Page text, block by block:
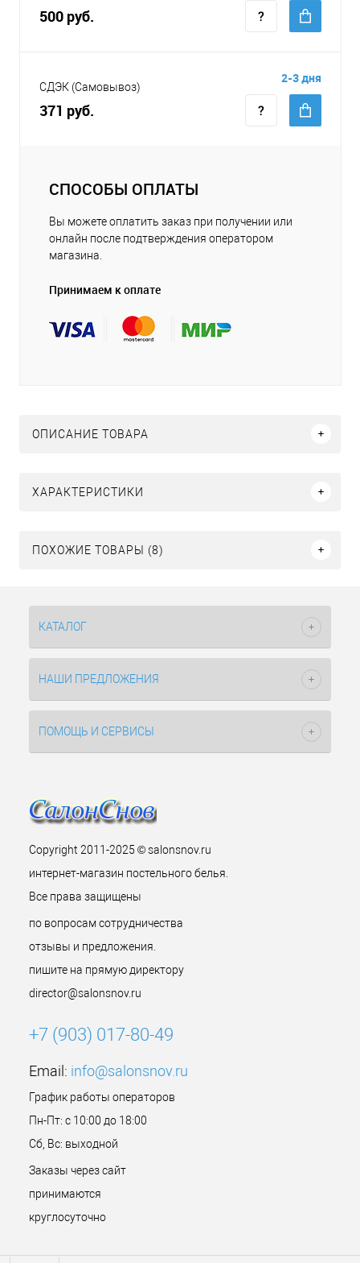
500 руб.
СДЭК (Самовывоз)
371 руб.
2-3 дня
СПОСОБЫ ОПЛАТЫ
Вы можете оплатить заказ при получении или
онлайн после подтверждения оператором
магазина.
Принимаем к оплате
ОПИСАНИЕ ТОВАРА
ХАРАКТЕРИСТИКИ
ПОХОЖИЕ ТОВАРЫ (8)
КАТАЛОГ
НАШИ ПРЕДЛОЖЕНИЯ
ПОМОЩЬ И СЕРВИСЫ
Copyright 2011-2025 © salonsnov.ru
интернет-магазин постельного белья.
Все права защищены
по вопросам сотрудничества
отзывы и предложения.
пишите на прямую директору
director@salonsnov.ru
+7 (903) 017-80-49
Email: info@salonsnov.ru
График работы операторов
Пн-Пт: с 10:00 до 18:00
Сб, Вс: выходной
Заказы через сайт
принимаются
круглосуточно